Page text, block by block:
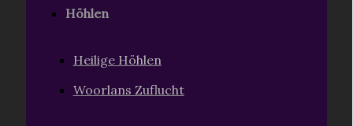
Höhlen
Heilige Höhlen
Woorlans Zuflucht